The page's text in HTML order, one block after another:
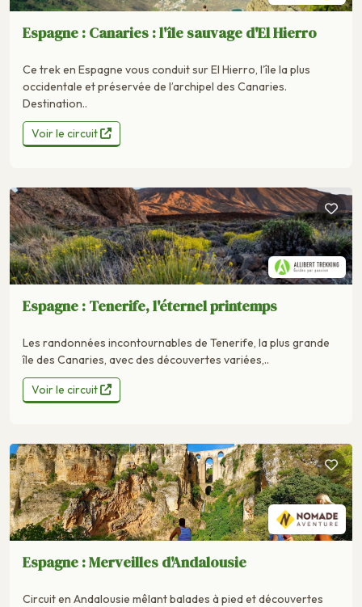
Espagne : Canaries : l'île sauvage d'El Hierro
Ce trek en Espagne vous conduit sur El Hierro, l’île la plus
occidentale et préservée de l’archipel des Canaries.
Destination..
Voir le circuit
Espagne : Tenerife, l'éternel printemps
Les randonnées incontournables de Tenerife, la plus grande
île des Canaries, avec des découvertes variées,..
Voir le circuit
Espagne : Merveilles d'Andalousie
Circuit en Andalousie mêlant balades à pied et découvertes